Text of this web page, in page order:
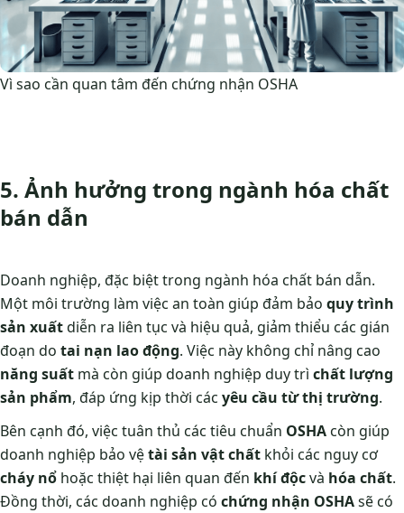
Vì sao cần quan tâm đến chứng nhận OSHA
5. Ảnh hưởng trong ngành hóa chất
bán dẫn
Doanh nghiệp, đặc biệt trong ngành hóa chất bán dẫn.
Một môi trường làm việc an toàn giúp đảm bảo quy trình
sản xuấtdiễn ra liên tục và hiệu quả, giảm thiểu các gián
đoạn do tai nạn lao động. Việc này không chỉ nâng cao
năng suất mà còn giúp doanh nghiệp duy trì chất lượng
sản phẩm, đáp ứng kịp thời các yêu cầu từ thị trường.
Bên cạnh đó, việc tuân thủ các tiêu chuẩn OSHAcòn giúp
doanh nghiệp bảo vệtài sản vật chất khỏi các nguy cơ
cháy nổ hoặc thiệt hại liên quan đến khí độcvà hóa chất.
Đồng thời, các doanh nghiệp có chứng nhận OSHAsẽ có